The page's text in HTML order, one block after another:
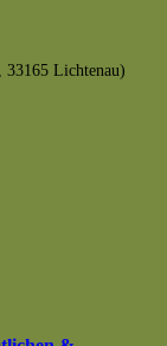
Lichtenau)